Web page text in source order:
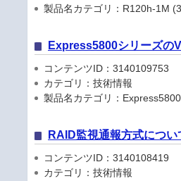
製品名カテゴリ：R120h-1M
Express5800シリーズの
コンテンツID：3140109753
カテゴリ：技術情報
製品名カテゴリ：
RAID監視通報方式につい
コンテンツID：3140108419
カテゴリ：技術情報